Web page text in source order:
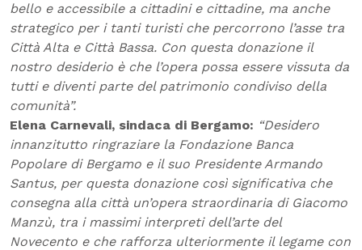
bello e accessibile a cittadini e cittadine, ma anche
strategico per i tanti turisti che percorrono l’asse tra
Città Alta e Città Bassa. Con questa donazione il
nostro desiderio è che l’opera possa essere vissuta da
tutti e diventi parte del patrimonio condiviso della
comunità”.
Elena Carnevali, sindaca di Bergamo: “Desidero
innanzitutto ringraziare la Fondazione Banca
Popolare di Bergamo e il suo Presidente Armando
Santus, per questa donazione così significativa che
consegna alla città un’opera straordinaria di Giacomo
Manzù, tra i massimi interpreti dell’arte del
Novecento e che rafforza ulteriormente il legame con